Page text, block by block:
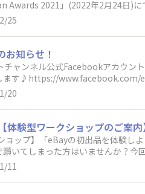
Awards 2021」(2022年2月24日)
※(株)サードステップ受賞の様子
https://prtimes.jp/main/html/rd/p/
＜当
のお役に立ちたいと心新たに思っ
タッフ一同
25
知らせ！
ャンネル公式Facebookアカウン
ます♪https://
20
験型ワークショップのご案内
ップ】「eBayの初出品を体験し
いてしまった方はいませんか？今
年1月28日 19:00～21:00
事務局にて参加者を選定させてい
ントができている・Payoneerと
11